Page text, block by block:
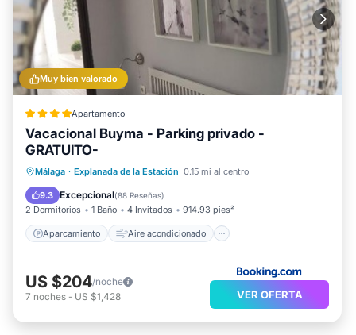
Muy bien valorado
Apartamento
Vacacional Buyma - Parking privado -
GRATUITO-
Málaga · Explanada de la Estación 0.15 mi al centro
9.3 Excepcional(88 Reseñas)
2 Dormitorios 1 Baño 4 Invitados 914.93 pies²
Aparcamiento Aire acondicionado
Aparcamiento
Aire acondicionado
Internet
Accesibilidad
US $204/noche
7 noches - US $1,428 VER OFERTA